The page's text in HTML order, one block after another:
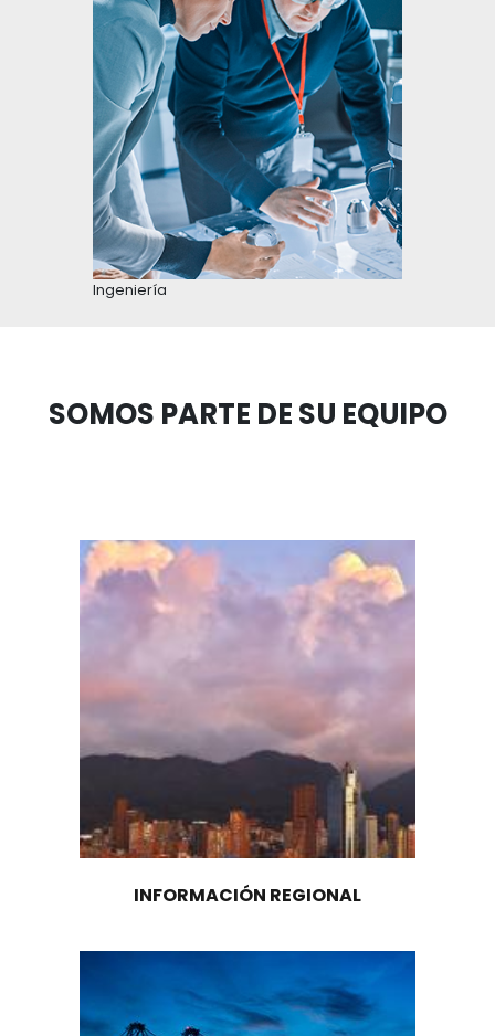
EL GOBIERNO NACIONAL HA
ESTABLECIDO INCENTIVOS
FACILITAR EL DESARROLLO
PROYECTOS DE HIDRÓGENO
VERDE
Para incentivar el desarrollo de proyectos
capacidades tecnológicas necesarias, se
de la renta del 50% de la inversión1.
También aplican a inversiones para captura,
utilización y almacenamiento de carbono –